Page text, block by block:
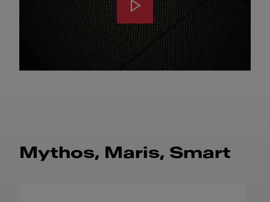
Mythos, Maris, Smart